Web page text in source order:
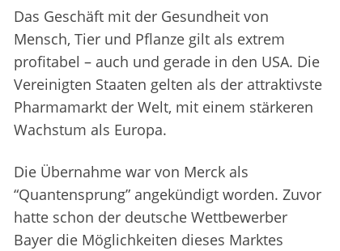
Das Geschäft mit der Gesundheit von
Mensch, Tier und Pflanze gilt als extrem
profitabel – auch und gerade in den USA. Die
Vereinigten Staaten gelten als der attraktivste
Pharmamarkt der Welt, mit einem stärkeren
Wachstum als Europa.
Die Übernahme war von Merck als
“Quantensprung” angekündigt worden. Zuvor
hatte schon der deutsche Wettbewerber
Bayer die Möglichkeiten dieses Marktes